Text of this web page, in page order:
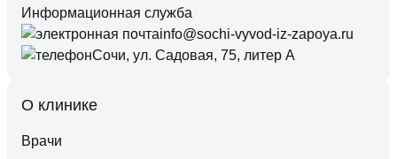
Информационная служба
info@sochi-vyvod-iz-zapoya.ru
Сочи, ул. Садовая, 75, литер А
О клинике
Врачи